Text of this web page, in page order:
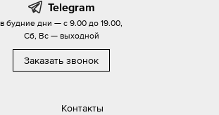
Контакты
Telegram
в будние дни — с 9.00 до 19.00,
Сб, Вс — выходной
Заказать звонок